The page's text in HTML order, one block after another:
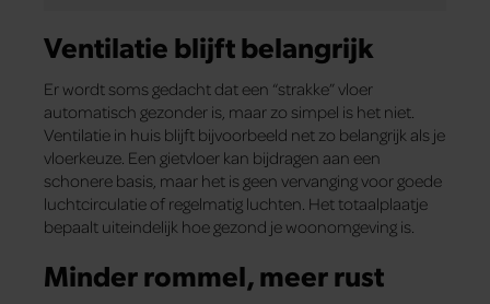
Ventilatie blijft belangrijk
Er wordt soms gedacht dat een “strakke” vloer
automatisch gezonder is, maar zo simpel is het niet.
Ventilatie in huis blijft bijvoorbeeld net zo belangrijk als je
vloerkeuze. Een gietvloer kan bijdragen aan een
schonere basis, maar het is geen vervanging voor goede
luchtcirculatie of regelmatig luchten. Het totaalplaatje
bepaalt uiteindelijk hoe gezond je woonomgeving is.
Minder rommel, meer rust